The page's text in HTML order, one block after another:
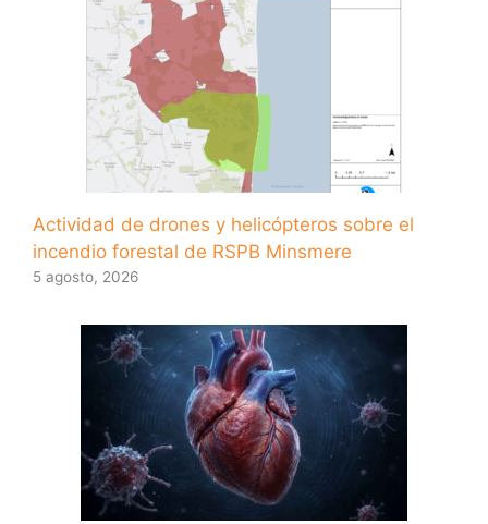
Actividad de drones y helicópteros sobre el
incendio forestal de RSPB Minsmere
5 agosto, 2026